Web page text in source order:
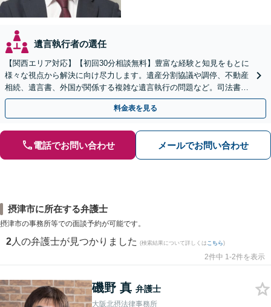
遺言執行者の選任
【関西エリア対応】【初回30分相談無料】豊富な経験と知見をもとに
様々な視点から解決に向け尽力します。遺産分割協議や調停、不動産
相続、遺言書、外国が関係する複雑な遺言執行の問題など。司法書士
や税理士とも連携し、円滑な解決を【オンライン面談可】
料金表を見る
電話でお問い合わせ メールでお問い合わせ
摂津市に所在する弁護士
摂津市の事務所等での面談予約が可能です。
2 人の弁護士が見つかりました (検索結果について詳しくは こちら)
2件中 1-2件を表示
磯野 真 弁護士
大阪北摂法律事務所